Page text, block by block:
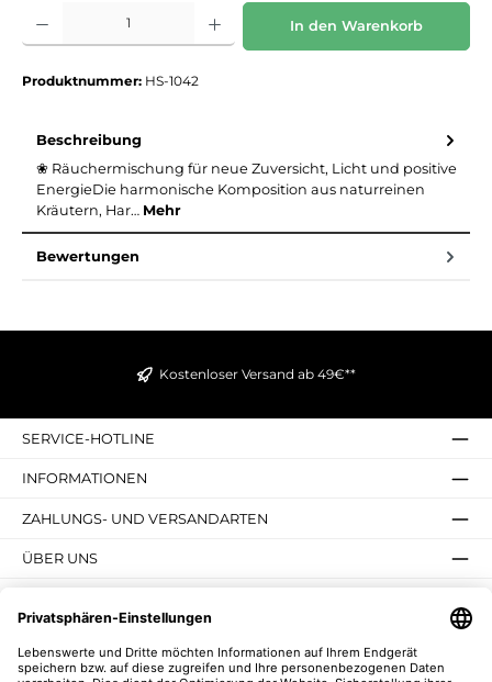
Produkt Anzahl: Gib den gewünschten Wert ein oder benutze die Schaltflächen um
In den Warenkorb
Produktnummer: HS-1042
Beschreibung
❀ Räuchermischung für neue Zuversicht, Licht und positive
EnergieDie harmonische Komposition aus naturreinen
Kräutern, Har… Mehr
Bewertungen
Kostenloser Versand ab 49€**
SERVICE-HOTLINE
INFORMATIONEN
ZAHLUNGS- UND VERSANDARTEN
ÜBER UNS
NEWSLETTER